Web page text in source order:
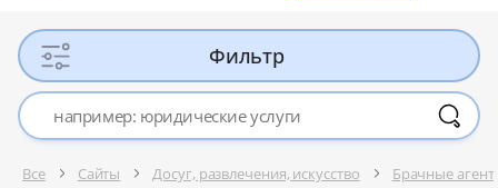
Фильтр
Все Сайты Досуг, развлечения, искусство Брачные